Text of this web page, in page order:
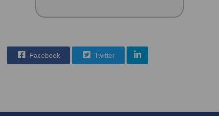
Facebook Twitter